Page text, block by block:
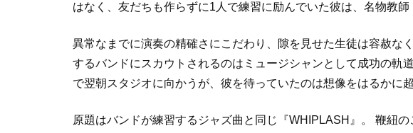
はなく、友だちも作らずに1人で練習に励んでいた彼は、名物教師
異常なまでに演奏の精確さにこだわり、隙を見せた生徒は容赦な
するバンドにスカウトされるのはミュージシャンとして成功の軌
で翌朝スタジオに向かうが、彼を待っていたのは想像をはるかに
原題はバンドが練習するジャズ曲と同じ『WHIPLASH』。 鞭紐